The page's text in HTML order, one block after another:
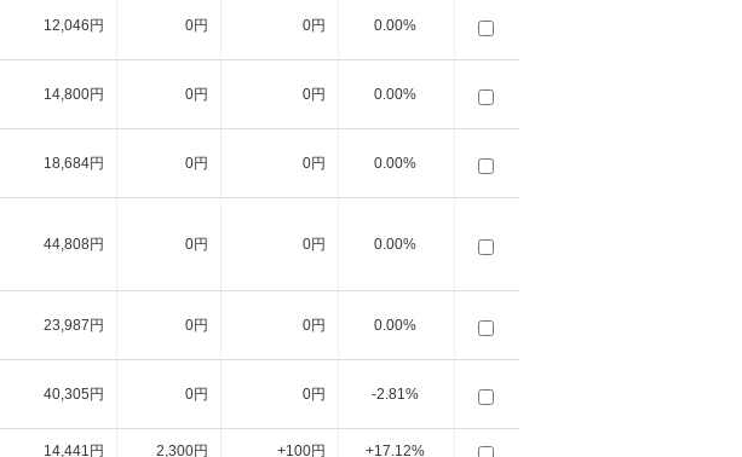
12,046円 0円 0円 0.00%
14,800円 0円 0円 0.00%
18,684円 0円 0円 0.00%
44,808円 0円 0円 0.00%
23,987円 0円 0円 0.00%
40,305円 0円 0円 -2.81%
14,441円 2,300円 +100円 +17.12%